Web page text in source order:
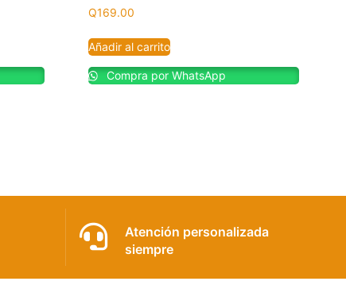
Q169.00
Añadir al carrito
Compra por WhatsApp
Atención personalizada
siempre